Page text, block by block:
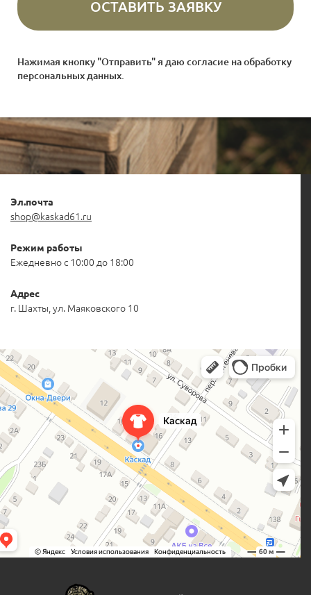
Нажимая кнопку "Отправить" я даю согласие наобработку
персональных данных
Эл.почта
shop@kaskad61.ru
Режим работы
Ежедневно с 10:00 до 18:00
Адрес
г. Шахты, ул. Маяковского 10